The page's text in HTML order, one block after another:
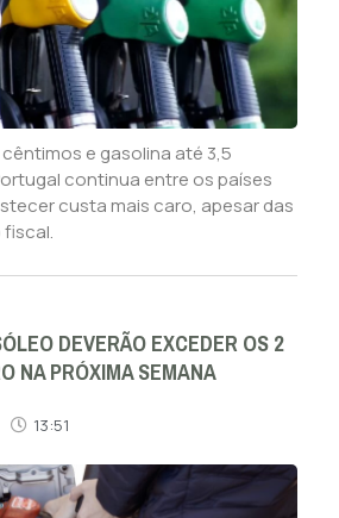
e gasolina até 3,5
continua entre os países
custa mais caro, apesar das
DEVERÃO EXCEDER OS 2
NA PRÓXIMA SEMANA
13:51